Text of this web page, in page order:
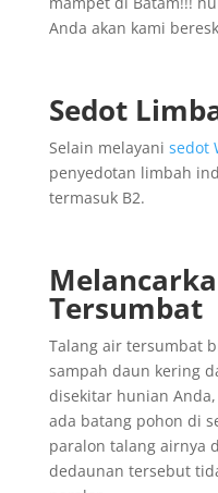
Anda akan kami
Sedot
Selain melayani sedot
penyedotan limbah
termasuk B2.
Tersumbat
Talang air tersumbat
sampah daun kering
disekitar hunian
ada batang pohon di
paralon talang airnya
dedaunan tersebut